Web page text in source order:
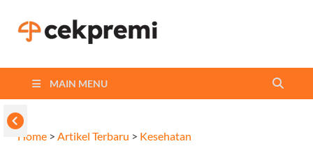
MAIN MENU
Home > Artikel Terbaru > Kesehatan